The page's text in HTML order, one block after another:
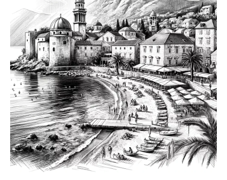
Samsonite
Magnum Eco SPINNER 69/25
229,00 €* à partir de 172,40 €*
-15%